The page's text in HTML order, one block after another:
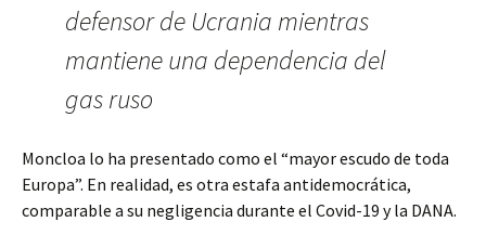
defensor de Ucrania mientras
mantiene una dependencia del
gas ruso
Moncloa lo ha presentado como el “mayor escudo de toda
Europa”. En realidad, es otra estafa antidemocrática,
comparable a su negligencia durante el Covid-19 y la DANA.